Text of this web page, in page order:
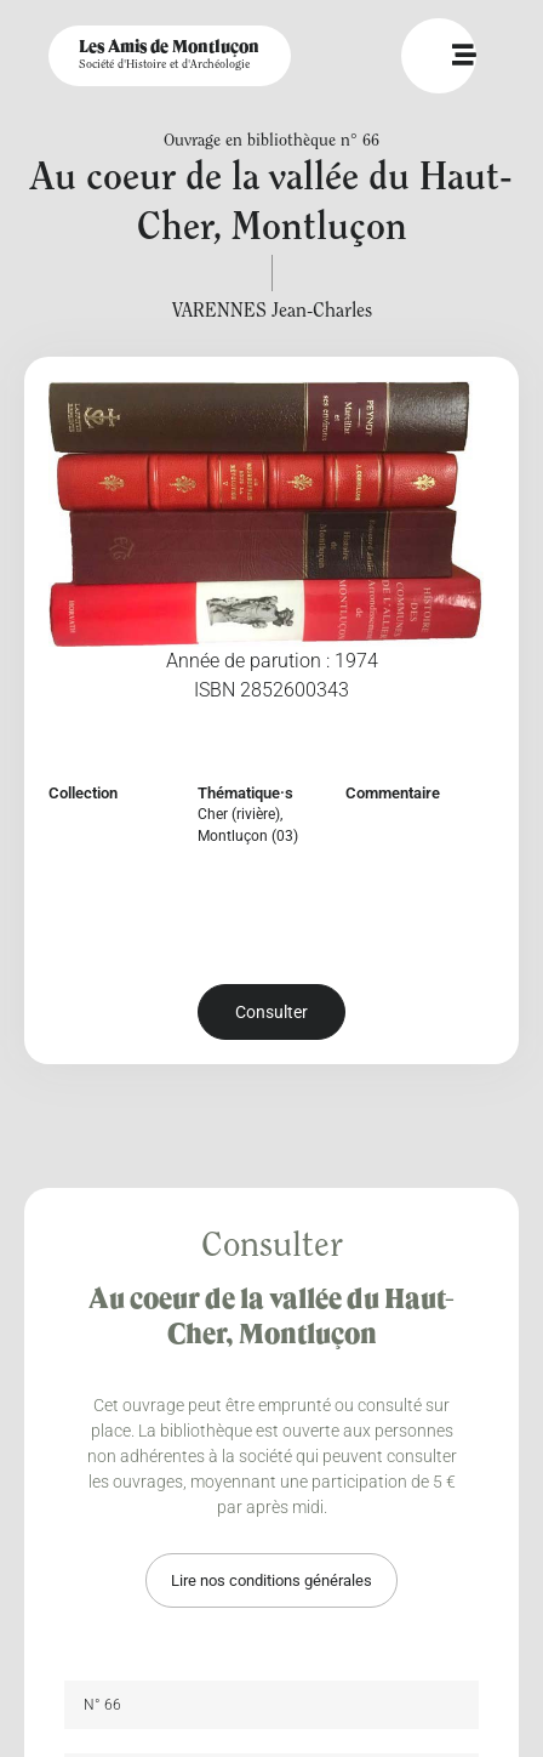
Les Amis de Montluçon
Société d'Histoire et d'Archéologie
Ouvrage en bibliothèque n° 66
Au coeur de la vallée du Haut-
Cher, Montluçon
VARENNES Jean-Charles
Année de parution : 1974
ISBN 2852600343
Collection Thématique·s
Cher (rivière),
Montluçon (03)
Commentaire
Consulter
Consulter
Au coeur de la vallée du Haut-
Cher, Montluçon
Cet ouvrage peut être emprunté ou consulté sur
place. La bibliothèque est ouverte aux personnes
non adhérentes à la société qui peuvent consulter
les ouvrages, moyennant une participation de 5 €
par après midi.
Lire nos conditions générales